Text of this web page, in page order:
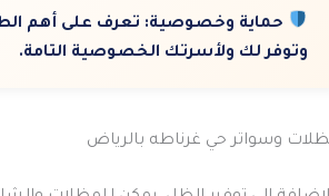
حماية وخصوصية: تعرف على أهم
وتوفر لك ولأسرتك الخصوصية التامة.
وسواتر حي غرناطه بالرياض